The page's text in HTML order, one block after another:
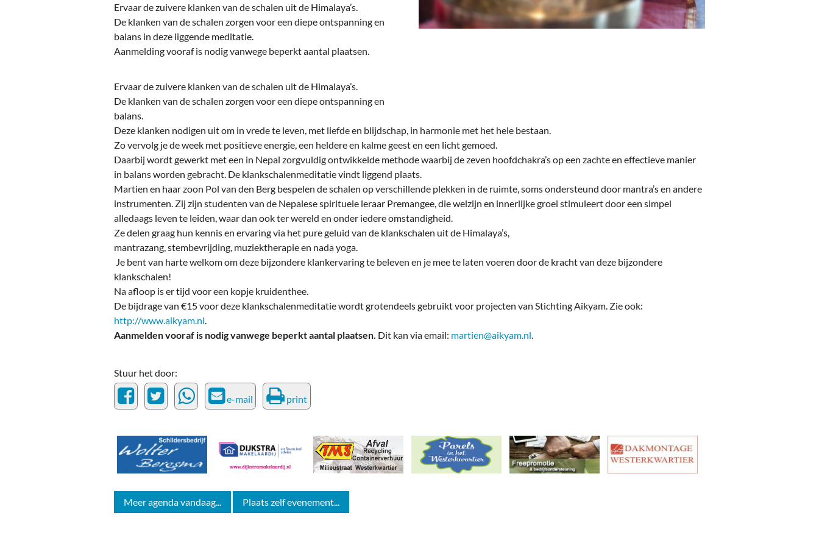
Politieke Partijen
Zuidhorners
On-line bestellen in Zuidhorn
Bedrijventerreinen
Bedrijven in de Regio Zuidhorn
Bedrijven van Vroeger
Ervaar de zuivere klanken van de schalen uit de Himalaya’s.
De klanken van de schalen zorgen voor een diepe ontspanning en
balans in deze liggende meditatie.
Aanmelding vooraf is nodig vanwege beperkt aantal plaatsen.
Ervaar de zuivere klanken van de schalen uit de Himalaya’s.
De klanken van de schalen zorgen voor een diepe ontspanning en
balans.
Deze klanken nodigen uit om in vrede te leven, met liefde en blijdschap, in harmonie met het hele bestaan.
Zo vervolg je de week met positieve energie, een heldere en kalme geest en een licht gemoed.
Daarbij wordt gewerkt met een in Nepal zorgvuldig ontwikkelde methode waarbij de zeven hoofdchakra’s op een zachte en effectieve manier
in balans worden gebracht. De klankschalenmeditatie vindt liggend plaats.
Martien en haar zoon Pol van den Berg bespelen de schalen op verschillende plekken in de ruimte, soms ondersteund door mantra’s en andere
instrumenten. Zij zijn studenten van de Nepalese spirituele leraar Premangee, die welzijn en innerlijke groei stimuleert door een simpel
alledaags leven te leiden, waar dan ook ter wereld en onder iedere omstandigheid.
Ze delen graag hun kennis en ervaring via het pure geluid van de klankschalen uit de Himalaya’s,
mantrazang, stembevrijding, muziektherapie en nada yoga.
Je bent van harte welkom om deze bijzondere klankervaring te beleven en je mee te laten voeren door de kracht van deze bijzondere
klankschalen!
Na afloop is er tijd voor een kopje kruidenthee.
De bijdrage van €15 voor deze klankschalenmeditatie wordt grotendeels gebruikt voor projecten van Stichting Aikyam. Zie ook:
http://www.aikyam.nl.
Aanmelden vooraf is nodig vanwege beperkt aantal plaatsen. Dit kan via email: martien@aikyam.nl.
Stuur het door:
e-mail print
Meer agenda vandaag... Plaats zelf evenement...